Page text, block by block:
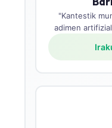
"Kantestik
adimen